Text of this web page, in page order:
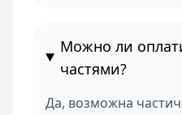
Можно ли
частями?
Да, возможна